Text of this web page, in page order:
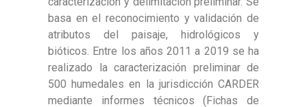
basa en el reconocimiento y validación de
atributos del paisaje, hidrológicos y
bióticos. Entre los años 2011 a 2019 se ha
realizado la caracterización preliminar de
500 humedales en la jurisdicción CARDER
mediante informes técnicos (Fichas de